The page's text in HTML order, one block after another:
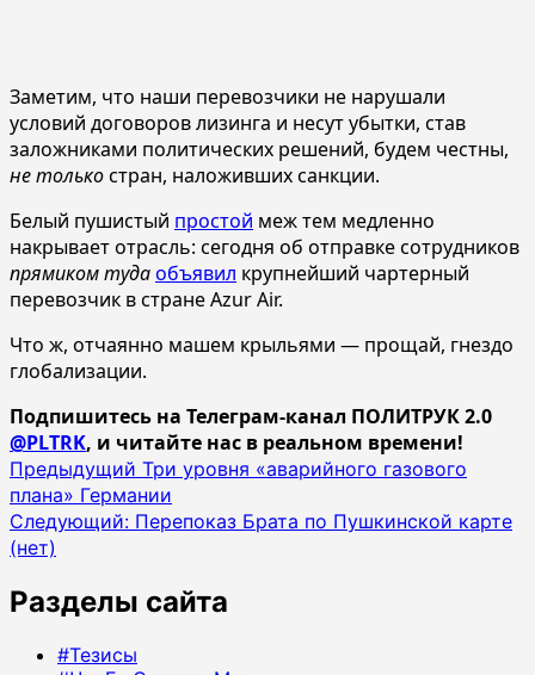
Заметим, что наши перевозчики не нарушали
условий договоров лизинга и несут убытки, став
заложниками политических решений, будем честны,
не толькостран, наложивших санкции.
Белый пушистый простой меж тем медленно
накрывает отрасль: сегодня об отправке сотрудников
прямиком тудаобъявил крупнейший чартерный
перевозчик в стране Azur Air.
Что ж, отчаянно машем крыльями — прощай, гнездо
глобализации.
Подпишитесь на Телеграм-канал ПОЛИТРУК 2.0
@PLTRK, и читайте нас в реальном времени!
Навигация
записи
Предыдущий Три уровня «аварийного газового
плана» Германии
Следующий: Перепоказ Брата по Пушкинской карте
(нет)
Разделы сайта
#Тезисы